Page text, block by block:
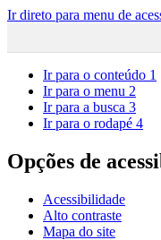
Ir direto para menu de
Ir para o conteúdo 1
Ir para o menu 2
Ir para a busca 3
Ir para o rodapé 4
Opções de
Acessibilidade
Alto contraste
Mapa do site